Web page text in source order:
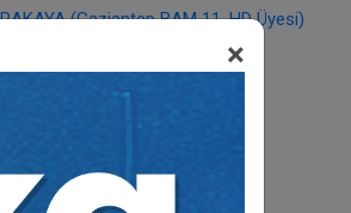
×
(Gaziantep BAM 11. HD Üyesi)
80,00